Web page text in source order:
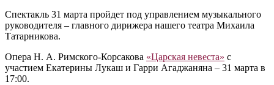
Спектакль 31 марта пройдет под управлением музыкального
руководителя ‒ главного дирижера нашего театра Михаила
Татарникова.
Опера Н. А. Римского-Корсакова «Царская невеста» с
участием Екатерины Лукаш и Гарри Агаджаняна ‒ 31 марта в
17:00.